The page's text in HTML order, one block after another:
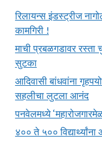
रिलायन्स इंडस्ट्रीज
कामगिरी !
माची प्रबळगडावर
सुटका
आदिवासी बांधवांना
सहलीचा लुटला आनंद
पनवेलमध्ये
४०० ते ५००